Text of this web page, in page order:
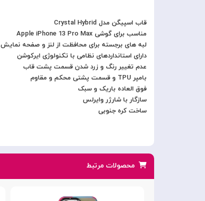
قاب اسپیگن مدل Crystal Hybrid
مناسب برای گوشی Apple iPhone 13 Pro Max
لبه های برجسته برای محافظت از لنز و صفحه نمایش
دارای استانداردهای نظامی با تکنولوژی ایرکوشن
عدم تغییر رنگ و زرد شدن قسمت پشت قاب
بامپر TPU و قسمت پشتی محکم و مقاوم
فوق العاده باریک و سبک
سازگار با شارژر وایرلس
ساخت کره جنوبی
محصولات مرتبط